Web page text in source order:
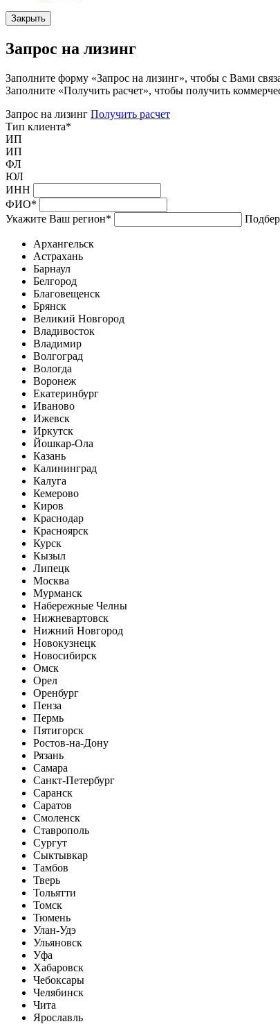
Закрыть
Запрос на лизинг
Заполните форму «Запрос на лизинг», чтобы с Вами
Заполните «Получить расчет», чтобы получить
Запрос на лизинг Получить расчет
Тип клиента*
ИП
ИП
ФЛ
ЮЛ
ИНН
ФИО*
Укажите Ваш регион*
Архангельск
Астрахань
Барнаул
Белгород
Благовещенск
Брянск
Великий Новгород
Владивосток
Владимир
Волгоград
Вологда
Воронеж
Екатеринбург
Иваново
Ижевск
Иркутск
Йошкар-Ола
Казань
Калининград
Калуга
Кемерово
Киров
Краснодар
Красноярск
Курск
Кызыл
Липецк
Москва
Мурманск
Набережные Челны
Нижневартовск
Нижний Новгород
Новокузнецк
Новосибирск
Омск
Орел
Оренбург
Пенза
Пермь
Пятигорск
Ростов-на-Дону
Рязань
Самара
Санкт-Петербург
Саранск
Саратов
Смоленск
Ставрополь
Сургут
Сыктывкар
Тамбов
Тверь
Тольятти
Томск
Тюмень
Улан-Удэ
Ульяновск
Уфа
Хабаровск
Чебоксары
Челябинск
Чита
Ярославль